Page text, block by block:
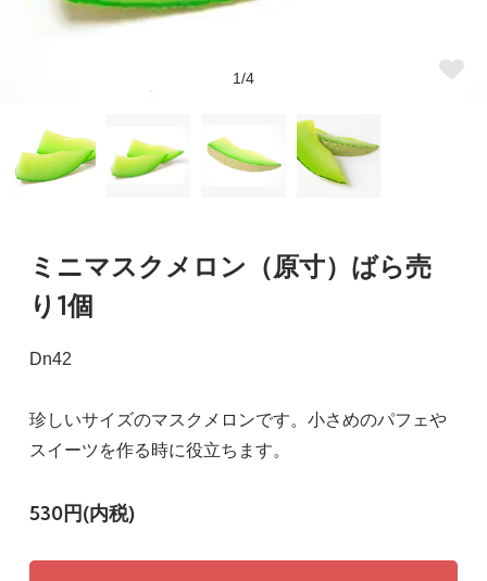
1/4
ミニマスクメロン（原寸）ばら売
り1個
Dn42
珍しいサイズのマスクメロンです。小さめのパフェや
スイーツを作る時に役立ちます。
530円(内税)